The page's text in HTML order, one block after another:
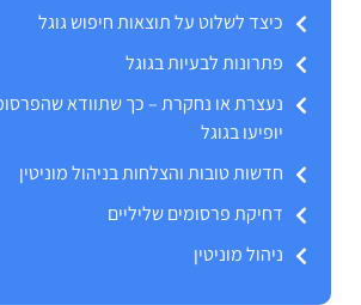
כיצד לשלוט על תוצאות חיפוש גוגל
פתרונות לבעיות בגוגל
נעצרת או נחקרת – כך שתוודא
יופיעו בגוגל
חדשות טובות והצלחות בניהול מוניטין
דחיקת פרסומים שליליים
ניהול מוניטין